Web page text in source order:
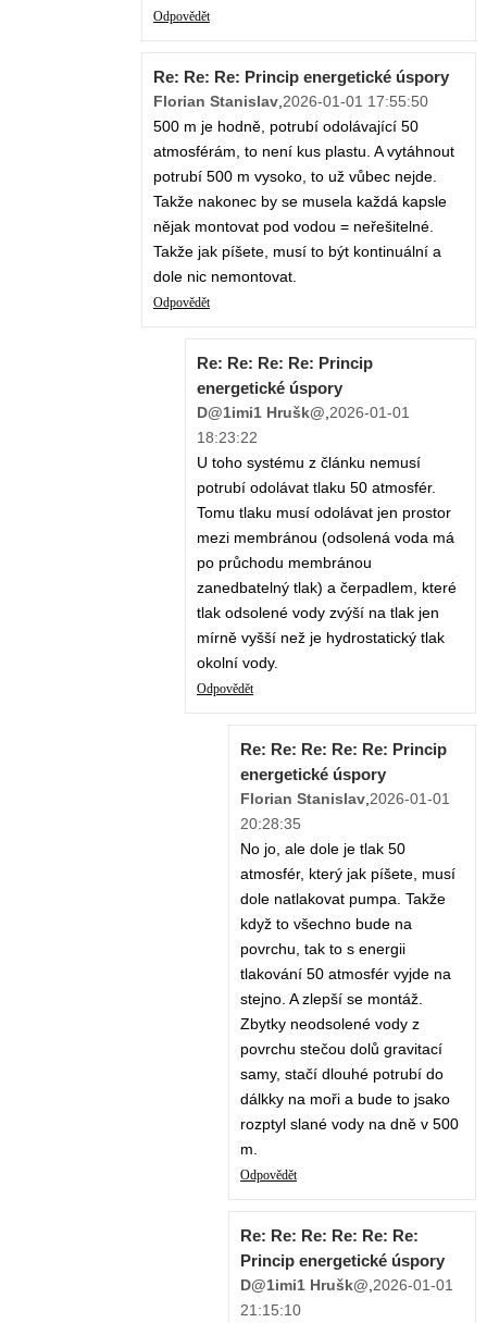
Odpovědět
Re: Re: Re: Princip energetické úspory
Florian Stanislav 2026-01-01 17:55:50
500 m je hodně, potrubí odolávající 50
atmosférám, to není kus plastu. A vytáhnout
potrubí 500 m vysoko, to už vůbec nejde.
Takže nakonec by se musela každá kapsle
nějak montovat pod vodou = neřešitelné.
Takže jak píšete, musí to být kontinuální a
dole nic nemontovat.
Odpovědět
Re: Re: Re: Re: Princip
energetické úspory
D@1imi1 Hrušk@ 2026-01-01
18:23:22
U toho systému z článku nemusí
potrubí odolávat tlaku 50 atmosfér.
Tomu tlaku musí odolávat jen prostor
mezi membránou (odsolená voda má
po průchodu membránou
zanedbatelný tlak) a čerpadlem, které
tlak odsolené vody zvýší na tlak jen
mírně vyšší než je hydrostatický tlak
okolní vody.
Odpovědět
Re: Re: Re: Re: Re: Princip
energetické úspory
Florian Stanislav 2026-01-01
20:28:35
No jo, ale dole je tlak 50
atmosfér, který jak píšete, musí
dole natlakovat pumpa. Takže
když to všechno bude na
povrchu, tak to s energii
tlakování 50 atmosfér vyjde na
stejno. A zlepší se montáž.
Zbytky neodsolené vody z
povrchu stečou dolů gravitací
samy, stačí dlouhé potrubí do
dálkky na moři a bude to jsako
rozptyl slané vody na dně v 500
m.
Odpovědět
Re: Re: Re: Re: Re: Re:
Princip energetické úspory
D@1imi1 Hrušk@ 2026-01-01
21:15:10